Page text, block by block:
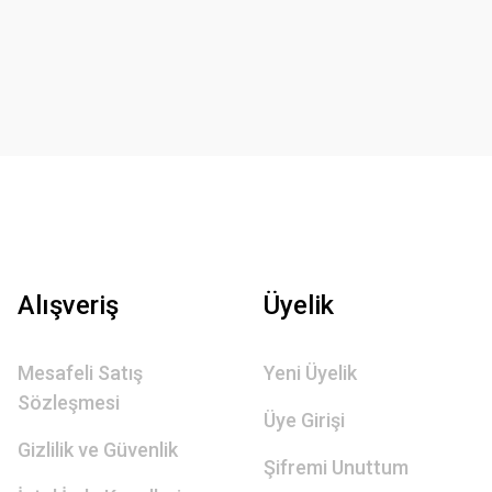
Alışveriş
Mesafeli Satış
Sözleşmesi
Gizlilik ve Güvenlik
Üyelik
Yeni Üyelik
Üye Girişi
Şifremi Unuttum